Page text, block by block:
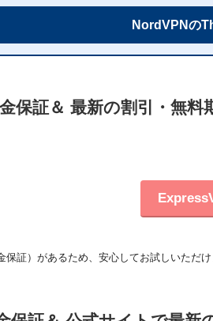
NordVPNの
保証＆ 最新の割引・無
保証）があるため、安心してお試しいただけ